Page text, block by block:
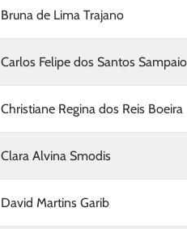
Bruna de Lima Trajano
Carlos Felipe dos Santos Sampaio
Christiane Regina dos Reis Boeira
Clara Alvina Smodis
David Martins Garib